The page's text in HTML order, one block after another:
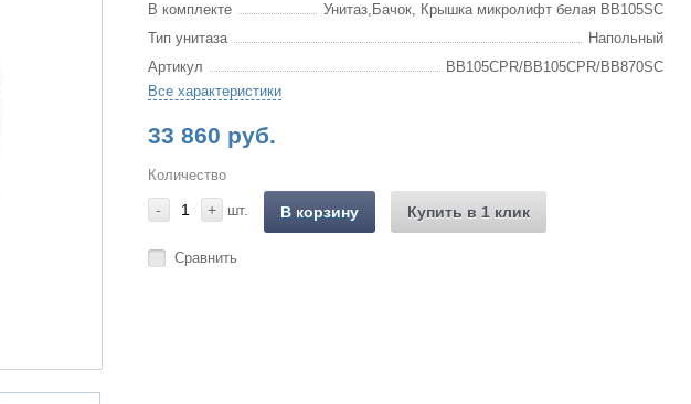
В комплекте
Унитаз,Бачок, Крышка микролифт белая BB105SC
Тип унитаза
Напольный
Артикул
BB105CPR/BB105CPR/BB870SC
Все характеристики
33 860 руб.
Количество
- + шт. В корзину Купить в 1 клик
Сравнить